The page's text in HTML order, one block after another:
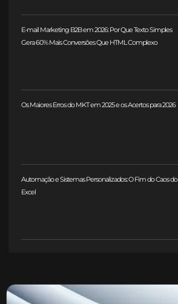
E-mail Marketing B2B em 2026: Por Que Texto Simples
Gera 60% Mais Conversões Que HTML Complexo
Os Maiores Erros do MKT em 2025 e os Acertos para 2026
Automação e Sistemas Personalizados: O Fim do Caos do
Excel